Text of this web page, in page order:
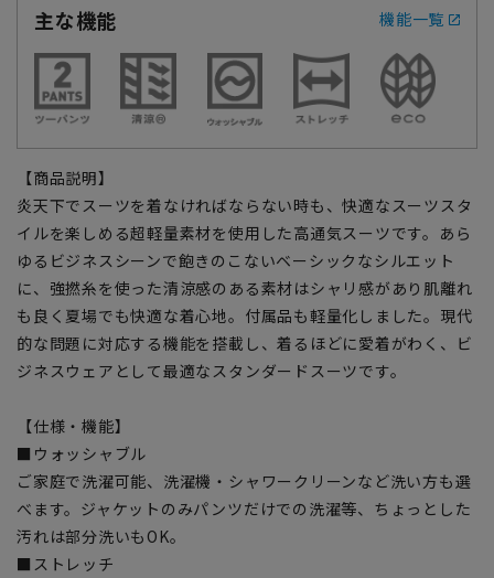
主な機能 機能一覧
【商品説明】
炎天下でスーツを着なければならない時も、快適なスーツスタ
イルを楽しめる超軽量素材を使用した高通気スーツです。あら
ゆるビジネスシーンで飽きのこないベーシックなシルエット
に、強撚糸を使った清涼感のある素材はシャリ感があり肌離れ
も良く夏場でも快適な着心地。付属品も軽量化しました。現代
的な問題に対応する機能を搭載し、着るほどに愛着がわく、ビ
ジネスウェアとして最適なスタンダードスーツです。
【仕様・機能】
■ウォッシャブル
ご家庭で洗濯可能、洗濯機・シャワークリーンなど洗い方も選
べます。ジャケットのみパンツだけでの洗濯等、ちょっとした
汚れは部分洗いもOK。
■ストレッチ